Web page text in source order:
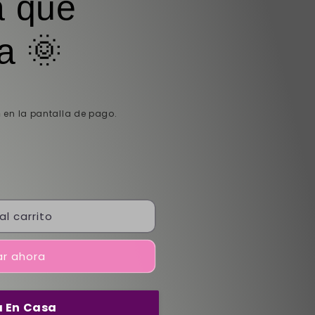
🌞
en la pantalla de pago.
carrito
ahora
En Casa